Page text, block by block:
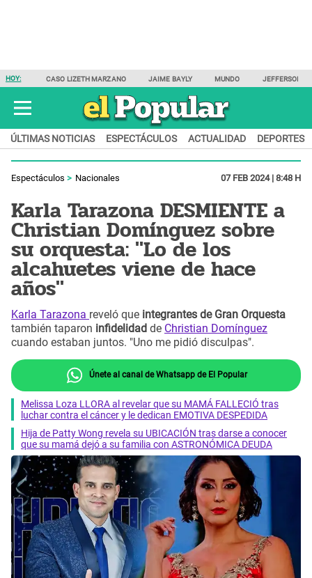
HOY: CASO LIZETH MARZANO JAIME BAYLY MUNDO JEFFERSON
ÚLTIMAS NOTICIAS ESPECTÁCULOS ACTUALIDAD DEPORTES
Espectáculos Nacionales 07 FEB 2024 | 8:48 H
Karla Tarazona DESMIENTE a
Christian Domínguez sobre
su orquesta: "Lo de los
alcahuetes viene de hace
años"
Karla Tarazona reveló que integrantes de Gran Orquesta
también taparon infidelidad de Christian Domínguez
cuando estaban juntos. "Uno me pidió disculpas".
Únete al canal de Whatsapp de El Popular
Melissa Loza LLORA al revelar que su MAMÁ FALLECIÓ tras
luchar contra el cáncer y le dedican EMOTIVA DESPEDIDA
Hija de Patty Wong revela su UBICACIÓN tras darse a conocer
que su mamá dejó a su familia con ASTRONÓMICA DEUDA